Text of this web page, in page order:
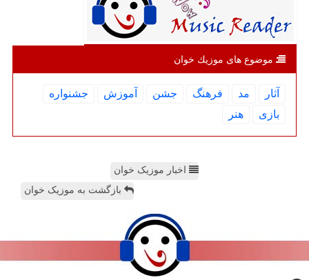
موضوع های موزیك خوان
آثار مد فرهنگ جشن آموزش
جشنواره
بازی
هنر
اخبار موزیک خوان
بازگشت به موزیک خوان